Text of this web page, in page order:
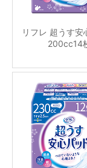
リフレ 超うす安
200cc14